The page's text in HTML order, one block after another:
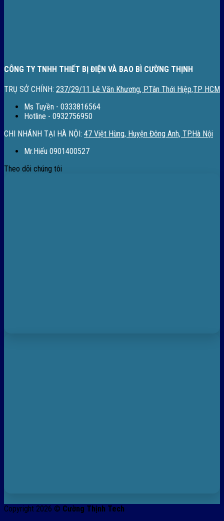
CÔNG TY TNHH THIẾT BỊ ĐIỆN VÀ BAO BÌ CƯỜNG THỊNH
TRỤ SỞ CHÍNH: 237/29/11 Lê Văn Khương, P.Tân Thới Hiệp,TP HCM
Ms Tuyền - 0333816564
Hotline - 0932756950
CHI NHÁNH TẠI HÀ NỘI: 47 Việt Hùng, Huyện Đông Anh, TP.Hà Nội
Mr.Hiếu 0901400527
Theo dõi chúng tôi
Copyright 2026 © Cường Thịnh Tech